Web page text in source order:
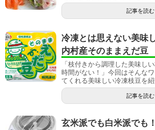
記事を読む
冷凍とは思えない美味
内村産そのままえだ豆
「枝付きから調理した美味し
時間がない！」今回はそんな
てくれる美味しい冷凍枝豆を紹
記事を読む
玄米派でも白米派でも